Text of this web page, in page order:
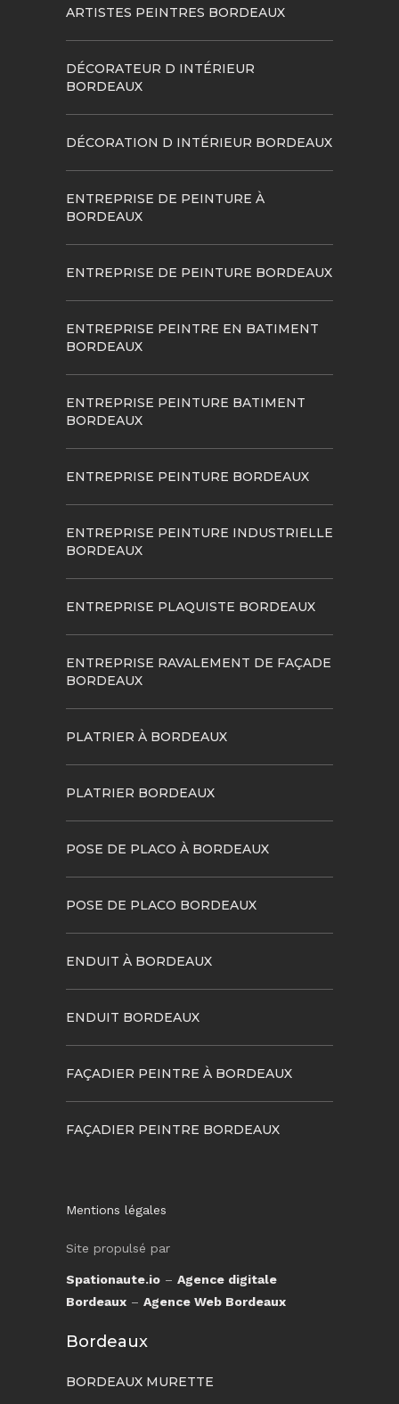
ARTISTES PEINTRES BORDEAUX
DÉCORATEUR D INTÉRIEUR
BORDEAUX
DÉCORATION D INTÉRIEUR BORDEAUX
ENTREPRISE DE PEINTURE À
BORDEAUX
ENTREPRISE DE PEINTURE BORDEAUX
ENTREPRISE PEINTRE EN BATIMENT
BORDEAUX
ENTREPRISE PEINTURE BATIMENT
BORDEAUX
ENTREPRISE PEINTURE BORDEAUX
ENTREPRISE PEINTURE INDUSTRIELLE
BORDEAUX
ENTREPRISE PLAQUISTE BORDEAUX
ENTREPRISE RAVALEMENT DE FAÇADE
BORDEAUX
PLATRIER À BORDEAUX
PLATRIER BORDEAUX
POSE DE PLACO À BORDEAUX
POSE DE PLACO BORDEAUX
ENDUIT À BORDEAUX
ENDUIT BORDEAUX
FAÇADIER PEINTRE À BORDEAUX
FAÇADIER PEINTRE BORDEAUX
Mentions légales
Site propulsé par
Spationaute.io – Agence digitale
Bordeaux – Agence Web Bordeaux
Bordeaux
BORDEAUX MURETTE